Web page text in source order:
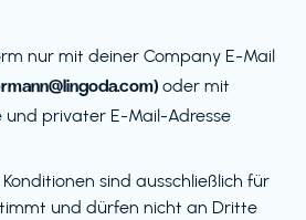
nur mit deiner Company E-Mail
oder mit
und privater E-Mail-Adresse
sind ausschließlich für
und dürfen nicht an Dritte